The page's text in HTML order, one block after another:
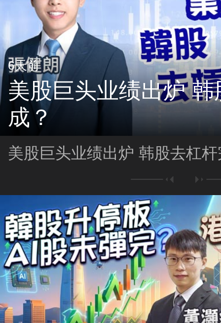
6天前
美股巨头业绩出炉
成？
美股巨头业绩出炉 韩股去杠